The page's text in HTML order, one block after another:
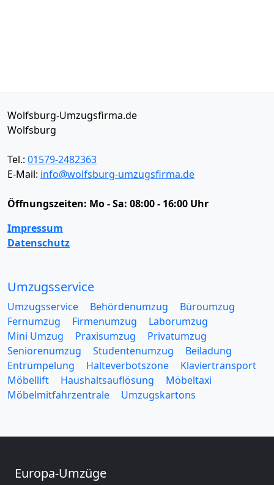
Wolfsburg-Umzugsfirma.de
Wolfsburg
Tel.: 01579-2482363
E-Mail: info@wolfsburg-umzugsfirma.de
Öffnungszeiten: Mo - Sa: 08:00 - 16:00 Uhr
Impressum
Datenschutz
Umzugsservice
Umzugsservice Behördenumzug
Büroumzug
Fernumzug
Firmenumzug
Laborumzug
Mini Umzug
Praxisumzug
Privatumzug
Seniorenumzug
Studentenumzug
Beiladung
Entrümpelung
Halteverbotszone
Klaviertransport
Möbellift
Haushaltsauflösung
Möbeltaxi
Möbelmitfahrzentrale
Umzugskartons
Europa-Umzüge